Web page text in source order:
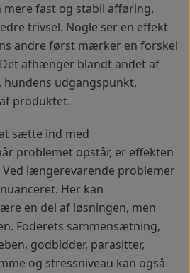
mere fast og stabil afføring,
trivsel. Nogle ser en effekt
andre først mærker en forskel
afhænger blandt andet af
hundens udgangspunkt,
produktet.
sætte ind med
problemet opstår, er effekten
længerevarende problemer
Her kan
en del af løsningen, men
Foderets sammensætning,
godbidder, parasitter,
og stressniveau kan også